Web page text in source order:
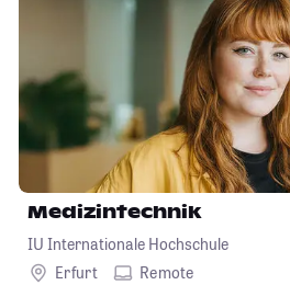
Medizintechnik
IU Internationale Hochschule
Erfurt
Remote